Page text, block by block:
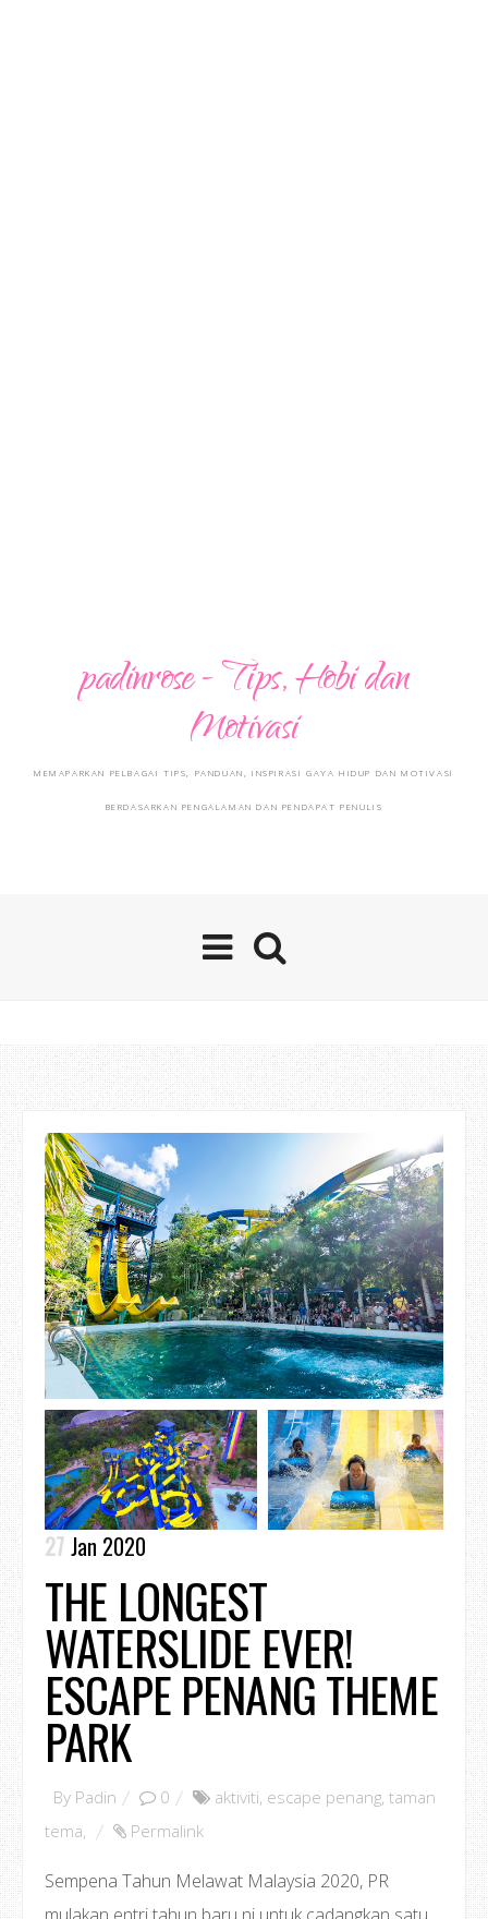
padinrose - Tips, Hobi dan
Motivasi
MEMAPARKAN PELBAGAI TIPS, PANDUAN, INSPIRASI GAYA HIDUP DAN MOTIVASI
BERDASARKAN PENGALAMAN DAN PENDAPAT PENULIS
27 Jan 2020
THE LONGEST
WATERSLIDE EVER!
ESCAPE PENANG THEME
PARK
By Padin 0 aktiviti, escape penang, taman
tema, Permalink
Sempena Tahun Melawat Malaysia 2020, PR